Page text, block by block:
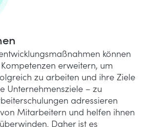
können
erweitern, um
zu arbeiten und ihre Ziele
Unternehmensziele – zu
adressieren
Mitarbeitern und helfen ihnen
Daher ist es